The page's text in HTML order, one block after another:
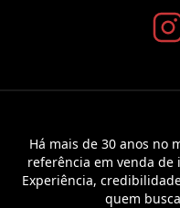
Há mais de 30 anos no
referência em venda de
Experiência,
quem